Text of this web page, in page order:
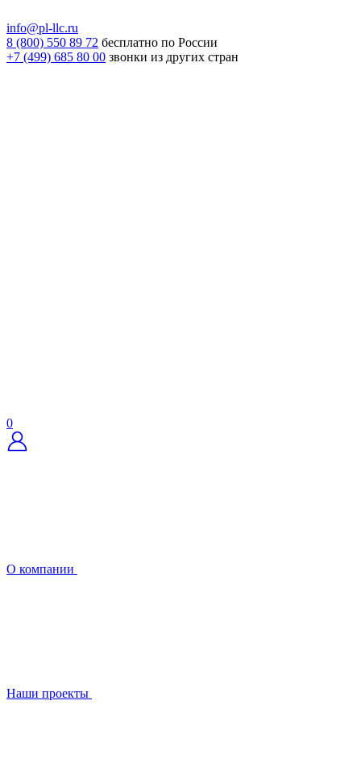
info@pl-llc.ru
8 (800) 550 89 72 бесплатно по России
+7 (499) 685 80 00 звонки из других стран
0
О компании
Наши проекты